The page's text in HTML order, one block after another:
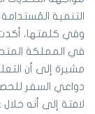
التنمية المُستدامة
وفي كلمتها، أكدت
في المملكة
مشيرة إلى أن
دواعي السفر